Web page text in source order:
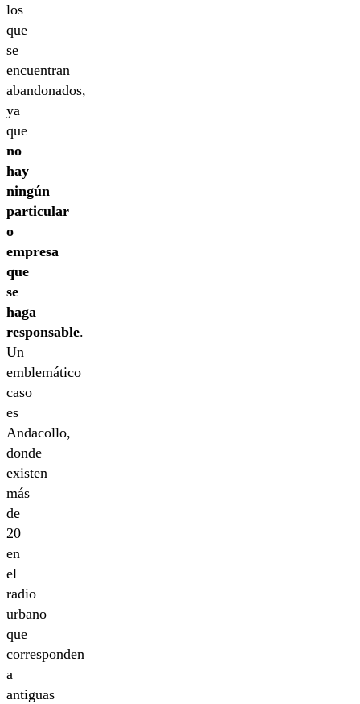
los
que
se
encuentran
abandonados,
ya
que
no
hay
ningún
particular
o
empresa
que
se
haga
responsable.
Un
emblemático
caso
es
Andacollo,
donde
existen
más
de
20
en
el
radio
urbano
que
corresponden
a
antiguas